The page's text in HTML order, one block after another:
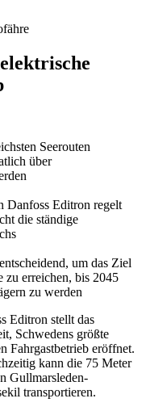
Seerouten
über
Danfoss Editron regelt
die ständige
um das Ziel
zu erreichen, bis 2045
zu werden
stellt das
Schwedens größte
Fahrgastbetrieb eröffnet.
kann die 75 Meter
Gullmarsleden-
transportieren.